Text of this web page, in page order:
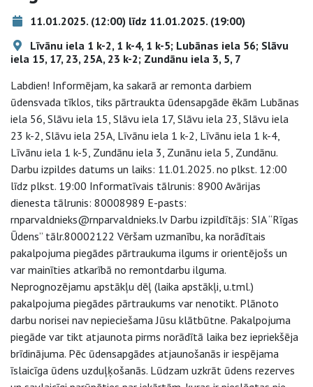
11.01.2025. (12:00) līdz 11.01.2025. (19:00)
Līvānu iela 1 k-2, 1 k-4, 1 k-5; Lubānas iela 56; Slāvu
iela 15, 17, 23, 25A, 23 k-2; Zundānu iela 3, 5, 7
Labdien! Informējam, ka sakarā ar remonta darbiem
ūdensvada tīklos, tiks pārtraukta ūdensapgāde ēkām Lubānas
iela 56, Slāvu iela 15, Slāvu iela 17, Slāvu iela 23, Slāvu iela
23 k-2, Slāvu iela 25A, Līvānu iela 1 k-2, Līvānu iela 1 k-4,
Līvānu iela 1 k-5, Zundānu iela 3, Zunānu iela 5, Zundānu.
Darbu izpildes datums un laiks: 11.01.2025. no plkst. 12:00
līdz plkst. 19:00 Informatīvais tālrunis: 8900 Avārijas
dienesta tālrunis: 80008989 E-pasts:
rnparvaldnieks@rnparvaldnieks.lv Darbu izpildītājs: SIA “Rīgas
Ūdens” tālr.80002122 Vēršam uzmanību, ka norādītais
pakalpojuma piegādes pārtraukuma ilgums ir orientējošs un
var mainīties atkarībā no remontdarbu ilguma.
Neprognozējamu apstākļu dēļ (laika apstākļi, u.tml.)
pakalpojuma piegādes pārtraukums var nenotikt. Plānoto
darbu norisei nav nepieciešama Jūsu klātbūtne. Pakalpojuma
piegāde var tikt atjaunota pirms norādītā laika bez iepriekšēja
brīdinājuma. Pēc ūdensapgādes atjaunošanās ir iespējama
īslaicīga ūdens uzduļķošanās. Lūdzam uzkrāt ūdens rezerves